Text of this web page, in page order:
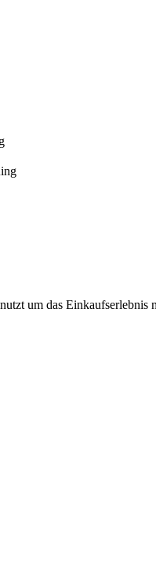
um das Einkaufserlebnis